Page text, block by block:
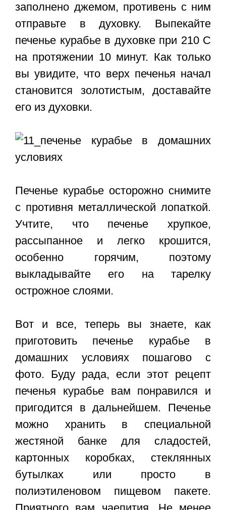
заполнено джемом, противень с ним
отправьте в духовку. Выпекайте
печенье курабье в духовке при 210 С
на протяжении 10 минут. Как только
вы увидите, что верх печенья начал
становится золотистым, доставайте
его из духовки.
Печенье курабье осторожно снимите
с противня металлической лопаткой.
Учтите, что печенье хрупкое,
рассыпанное и легко крошится,
особенно горячим, поэтому
выкладывайте его на тарелку
острожное слоями.
Вот и все, теперь вы знаете, как
приготовить печенье курабье в
домашних условиях пошагово с
фото. Буду рада, если этот рецепт
печенья курабье вам понравился и
пригодится в дальнейшем. Печенье
можно хранить в специальной
жестяной банке для сладостей,
картонных коробках, стеклянных
бутылках или просто в
полиэтиленовом пищевом пакете.